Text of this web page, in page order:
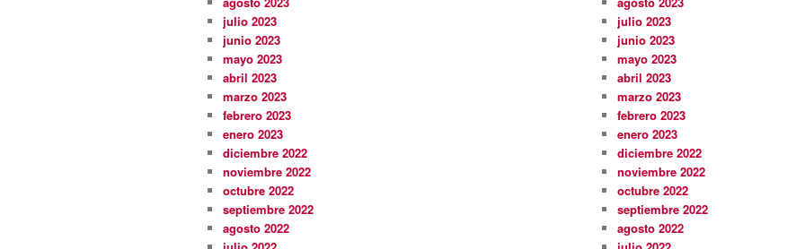
julio 2023
junio 2023
mayo 2023
abril 2023
marzo 2023
febrero 2023
enero 2023
diciembre 2022
noviembre 2022
octubre 2022
septiembre 2022
agosto 2022
julio 2023
junio 2023
mayo 2023
abril 2023
marzo 2023
febrero 2023
enero 2023
diciembre 2022
noviembre 2022
octubre 2022
septiembre 2022
agosto 2022